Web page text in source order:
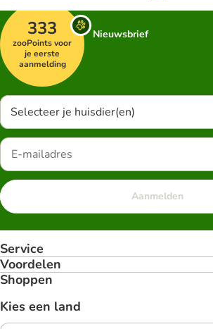
333
zooPoints voor
je eerste
aanmelding
Nieuwsbrief
Selecteer je huisdier(en)
Aanmelden
Service
Voordelen
Shoppen
Kies een land